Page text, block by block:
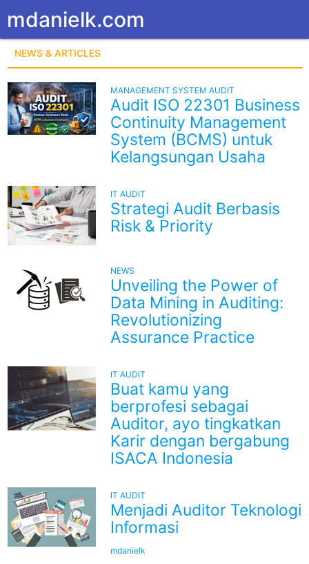
mdanielk.com
NEWS & ARTICLES
MANAGEMENT SYSTEM AUDIT
Audit ISO 22301 Business
Continuity Management
System (BCMS) untuk
Kelangsungan Usaha
IT AUDIT
Strategi Audit Berbasis
Risk & Priority
NEWS
Unveiling the Power of
Data Mining in Auditing:
Revolutionizing
Assurance Practice
IT AUDIT
Buat kamu yang
berprofesi sebagai
Auditor, ayo tingkatkan
Karir dengan bergabung
ISACA Indonesia
IT AUDIT
Menjadi Auditor Teknologi
Informasi
mdanielk